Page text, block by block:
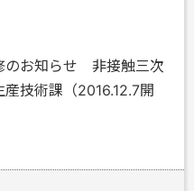
のお知らせ 非接触三次
技術課（2016.12.7開